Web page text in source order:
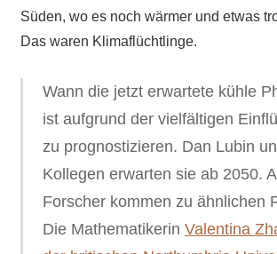
Süden, wo es noch wärmer und etwas
Das waren Klimaflüchtlinge.
Wann die jetzt erwartete kühle
ist aufgrund der vielfältigen
zu prognostizieren. Dan Lubin
Kollegen erwarten sie ab 2050.
Forscher kommen zu ähnlichen
Die Mathematikerin Valentina